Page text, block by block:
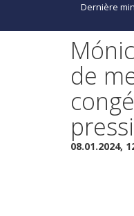
Dernière
de
08.01.2024,